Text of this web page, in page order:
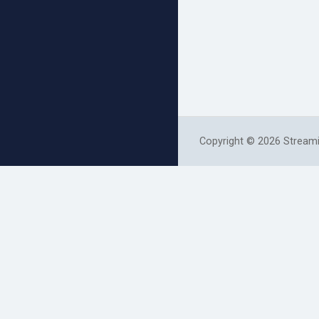
Copyright © 2026